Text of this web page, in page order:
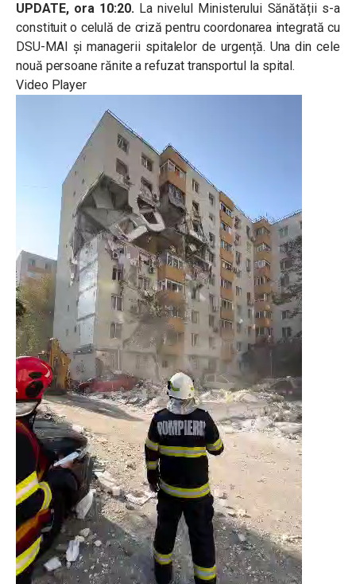
UPDATE, ora 10:20.La nivelul Ministerului Sănătății s-a
constituit o celulă de criză pentru coordonarea integrată cu
DSU-MAI și managerii spitalelor de urgență. Una din cele
nouă persoane rănite a refuzat transportul la spital.
Video Player